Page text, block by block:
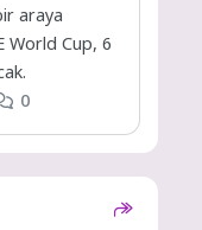
araya
World Cup, 6
0